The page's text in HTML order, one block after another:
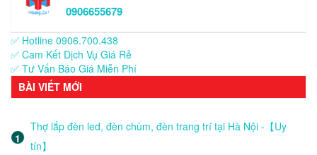
0906655679
✅ Hotline 0906.700.438
✅ Cam Kết Dịch Vụ Giá Rẻ
✅ Tư Vấn Báo Giá Miễn Phí
BÀI VIẾT MỚI
Thợ lắp đèn led, đèn chùm, đèn trang trí tại Hà Nội -【Uy
tín】